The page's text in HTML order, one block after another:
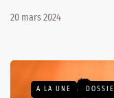
20 mars 2024
A LA UNE